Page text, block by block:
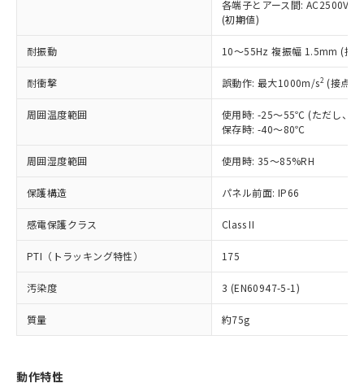
各端子とアース間: AC2500V
(初期値)
耐振動 10～55Hz 複振幅 1.5mm (接
耐衝撃 誤動作: 最大1000m/s2 (接点
周囲温度範囲
使用時: -25～55℃ (ただし、氷
保存時: -40～80℃
周囲湿度範囲 使用時: 35～85%RH
保護構造 パネル前面: IP66
感電保護クラス Class II
PTI（トラッキング特性） 175
汚染度 3 (EN60947-5-1)
質量 約75g
動作特性
ことをご了承ください。
在庫状況および標準価格照会結果は、
タに基づき作成されるものであり、閲
覧された時点での実際の在庫および標
正式な納期状況および標準価格はお客
様のお取引先、またはお客様担当のオ
ムロン制御機器販売店・当社販売員に
オムロン制御機器販売店や当社販売拠
販売ネットワーク
」をご確認
ください。
在庫状況および標準価格結果を当社の
事前の承諾なく第三者に漏洩または開
示しないようお願いします。
マイパーツ機能（部品リスト作成サー
ビス）をご利用いただくには、I-Web
メンバーズにご登録されている必要が
むを得ず変更することがあります。
鉛(Pb) 1000ppm以下、 水銀(Hg) 1000ppm以下、 カド
六価クロム(Cr(Ⅵ)) 1000ppm以下、ポリ臭化ビフェニル
類(PBB) 1000ppm以下、ポリ臭化ジフェニルエーテル類
(PBDE) 1000ppm以下、フタル酸ビス(2-エチルヘキシ
ル) (DEHP)(別名：DOP) 1000ppm以下、フタル酸ブチ
ルベンジル（BBP） 1000ppm以下、フタル酸ジブチル
（DBP） 1000ppm以下、フタル酸ジイソブチル
(DIBP) 1000ppm以下
但し、RoHS指令で産業用監視および制御機器に対する
フタル酸エステル類の４物質については閾値を超える意
図的な使用がないことを確認しています。
※2 対応予定月
部品在庫の切り替え状況などにより、予定
月が前後することがあります。
「－」：未確認です。当社販売部門へお問
*中国RoHS10物質の基準値 (GB/T26572)：
Pb(鉛) :1000ppm、 Hg(水銀) : 1000ppm、 Cd(カドミウ
Cr(Ⅵ)(六価クロム) : 1000ppm、 PBBs(ポリ臭化ビフェ
ニル類) : 1000ppm、 PBDEs(ポリ臭化ジフェニルエーテ
ル) : 1000ppm、
DEHP(フタル酸ビス(2-エチルヘキシル)) : 1000ppm
※2 環境保護使用期限
「ｅ」：有害物質（10物質）のすべてが基
準値以下であることを示します。
「10」：通常の使用状況下において有害物
質が外部に漏えいし、環境に深刻な影響を
及ぼさない年数を意味します。
当社は、これら貴社製品のうち、外国
為替および外国貿易法に定める商品
（以下｢規制貨物等」という）を輸出
または国外への提供する場合は、日本
国政府の輸出許可(または役務取引許
可)を取得するなどの必要な手続きを
当社は規制貨物を破棄する場合は、完
いよう必要な手段を講じます。
当社は貴社製品を、核兵器、ミサイ
ル、化学兵器、生物兵器またはその他
武器並びにこれらの製造装置等に一切
使用いたしません。
当社は、貴社製品を第三者に販売する
場合は、上記1、2および3の内容を当
該第三者に通知します。また当社は、
販売先および販売に係わる関係者が違
り引きをいたしません。
○ 一定数以上の在庫あり
△ 一定数には満たないが在庫あり
在庫なし(最新の在庫状況につ
いては、お客様のお取引先、ま
たはお客様担当のオムロン制御
機器販売店・当社販売員にご確
認ください)
受注生産機種、また在庫状況の
情報を公開していない機種